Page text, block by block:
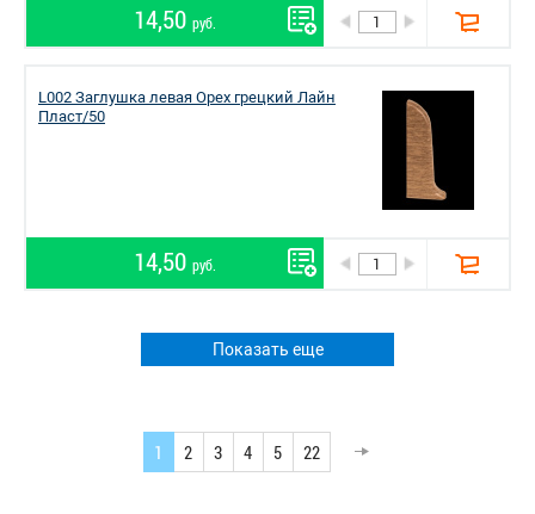
14,50 руб.
L002 Заглушка левая Орех грецкий Лайн
Пласт/50
14,50 руб.
Показать еще
1 2 3 4 5 22